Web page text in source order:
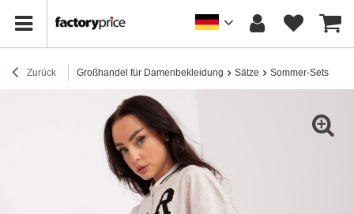
Zurück Großhandel für Damenbekleidung Sätze Sommer-Sets